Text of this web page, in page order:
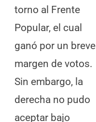
torno al Frente
Popular, el cual
ganó por un breve
margen de votos.
Sin embargo, la
derecha no pudo
aceptar bajo